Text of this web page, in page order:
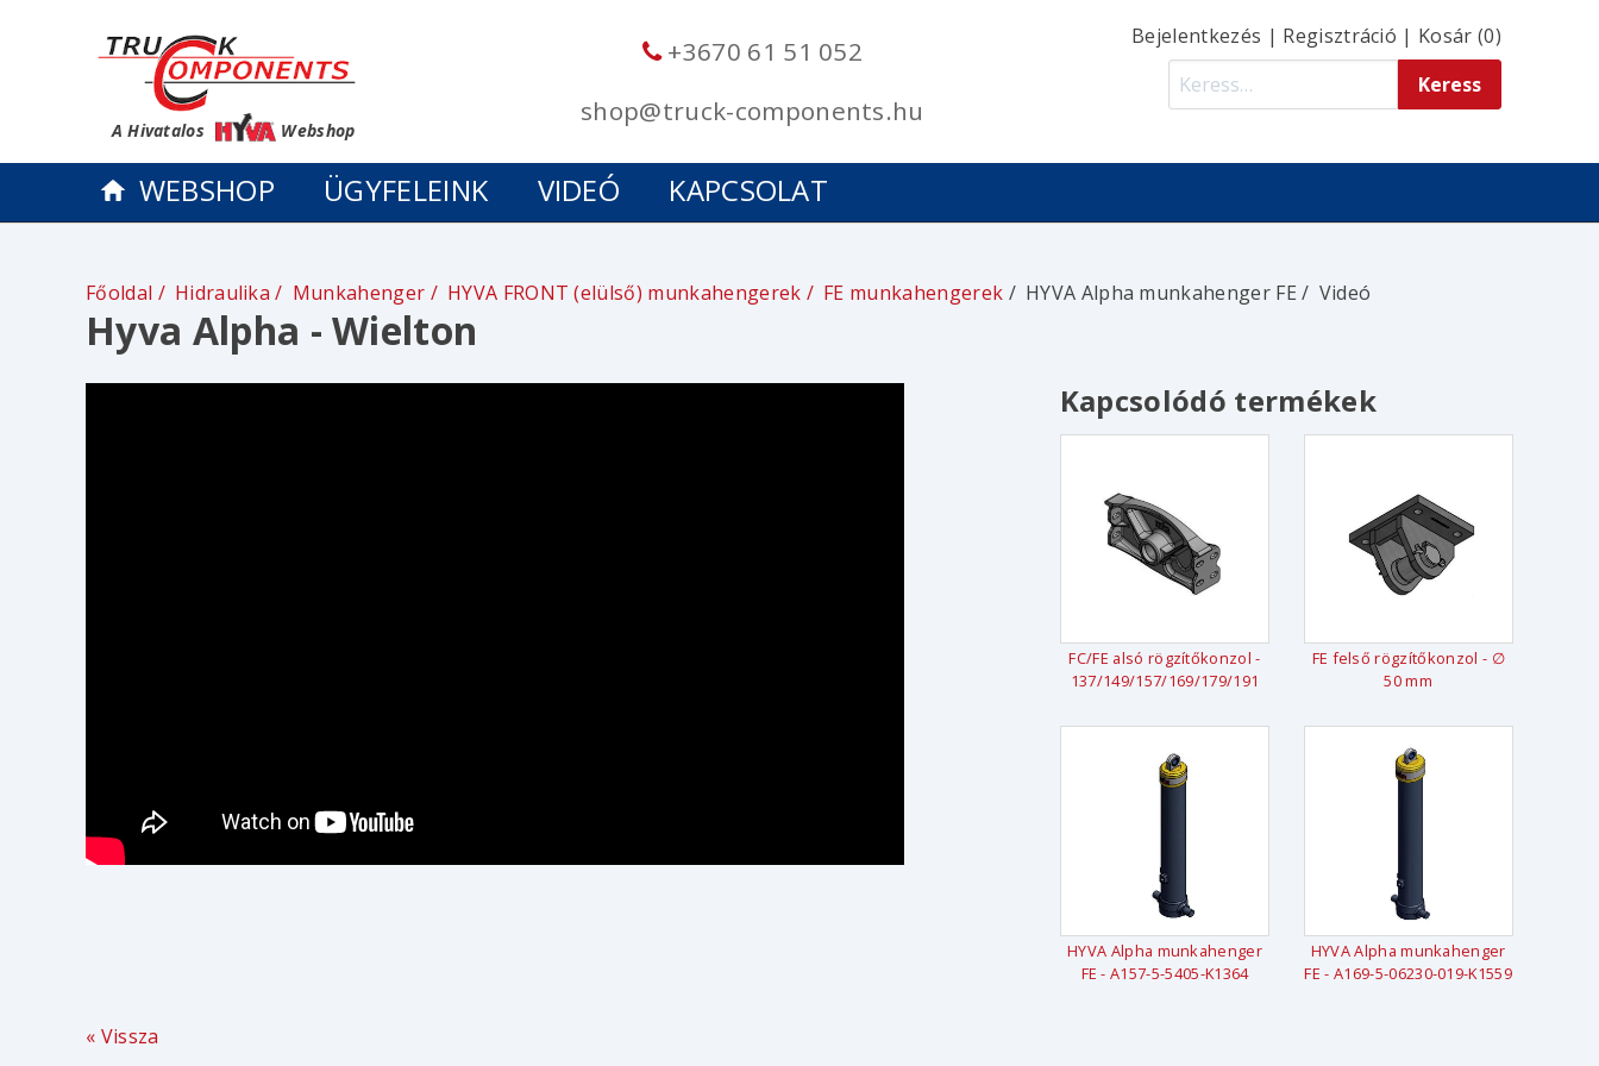
A Hivatalos Webshop
+3670 61 51 052
shop@truck-components.hu
Bejelentkezés | Regisztráció | Kosár (0)
WEBSHOP ÜGYFELEINK VIDEÓ KAPCSOLAT
Főoldal Hidraulika Munkahenger HYVA FRONT (elülső) munkahengerek FE munkahengerek HYVA Alpha munkahenger FE Videó
Hyva Alpha - Wielton
Kapcsolódó termékek
FC/FE alsó rögzítőkonzol -
137/149/157/169/179/191
FE felső rögzítőkonzol - ∅
50 mm
HYVA Alpha munkahenger
FE - A157-5-5405-K1364
HYVA Alpha munkahenger
FE - A169-5-06230-019-K1559
« Vissza